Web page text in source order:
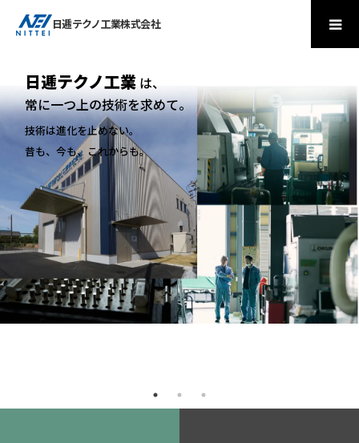
日逓テクノ工業株式会社
日逓テクノ工業 は、
常に一つ上の技術を求めて。
技術は進化を止めない。
昔も、今も、これからも。
難削材の調達・加工・溶接・組立まで
日逓テクノ工業
日逓テクノ工業